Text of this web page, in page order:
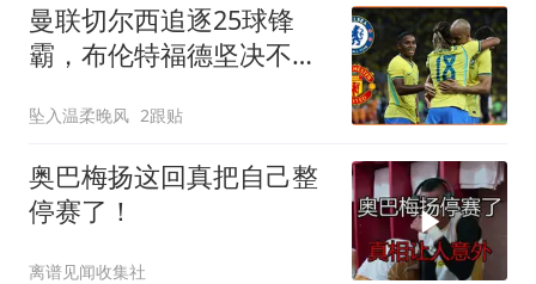
曼联切尔西追逐25球锋
霸，布伦特福德坚决不卖
坠入温柔晚风 2跟贴
奥巴梅扬这回真把自己整
停赛了！
离谱见闻收集社